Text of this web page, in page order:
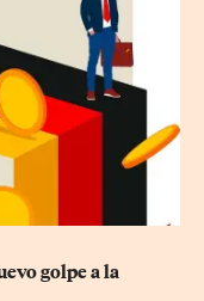
golpe a la